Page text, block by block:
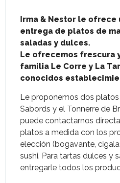
Irma & Nestor le ofrece
entrega de platos de
saladas y dulces.
Le ofrecemos frescura
familia Le Corre y La
conocidos
Le proponemos dos
Sabords y el Tonnerre de
puede contactarnos
platos a medida con los
elección (bogavante,
sushi. Para tartas dulces y
entregarle todos los